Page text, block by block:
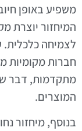
משפיע באופן
המיחזור יוצרת
לצמיחה כלכלית.
חברות מקומיות
מתקדמות, דבר
המוצרים.
בנוסף, מיחזור